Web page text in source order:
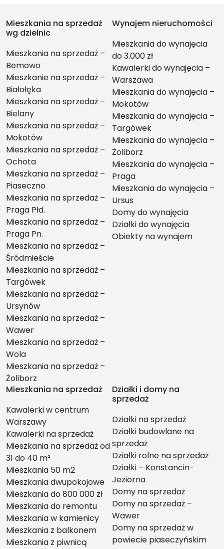
Mieszkania na sprzedaż
wg dzielnic
Mieszkania na sprzedaż –
Bemowo
Mieszkanie na sprzedaż –
Białołęka
Mieszkania na sprzedaż –
Bielany
Mieszkania na sprzedaż –
Mokotów
Mieszkania na sprzedaż –
Ochota
Mieszkania na sprzedaż –
Piaseczno
Mieszkania na sprzedaż –
Praga Płd.
Mieszkania na sprzedaż –
Praga Pn.
Mieszkania na sprzedaż –
Śródmieście
Mieszkania na sprzedaż –
Targówek
Mieszkania na sprzedaż –
Ursynów
Mieszkania na sprzedaż –
Wawer
Mieszkania na sprzedaż –
Wola
Mieszkania na sprzedaż –
Żoliborz
Wynajem nieruchomości
Mieszkania do wynajęcia
do 3.000 zł
Kawalerki do wynajęcia –
Warszawa
Mieszkania do wynajęcia –
Mokotów
Mieszkania do wynajęcia –
Targówek
Mieszkania do wynajęcia –
Żoliborz
Mieszkania do wynajęcia –
Praga
Mieszkania do wynajęcia –
Ursus
Domy do wynajęcia
Działki do wynajęcia
Obiekty na wynajem
Mieszkania na sprzedaż
Kawalerki w centrum
Warszawy
Kawalerki na sprzedaż
Mieszkania na sprzedaż od
31 do 40 m²
Mieszkania 50 m2
Mieszkania dwupokojowe
Mieszkania do 800 000 zł
Mieszkania do remontu
Mieszkania w kamienicy
Mieszkania z balkonem
Mieszkania z piwnicą
Działki i domy na
sprzedaż
Działki na sprzedaż
Działki budowlane na
sprzedaż
Działki rolne na sprzedaż
Działki – Konstancin-
Jeziorna
Domy na sprzedaż
Domy na sprzedaż –
Wawer
Domy na sprzedaż w
powiecie piaseczyńskim